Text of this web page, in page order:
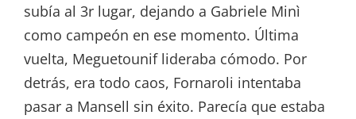
subía al 3r lugar, dejando a Gabriele Minì
como campeón en ese momento. Última
vuelta, Meguetounif lideraba cómodo. Por
detrás, era todo caos, Fornaroli intentaba
pasar a Mansell sin éxito. Parecía que estaba